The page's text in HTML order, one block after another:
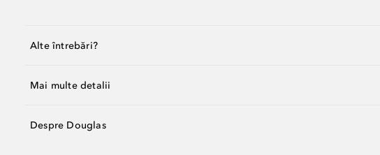
Alte întrebări?
Mai multe detalii
Despre Douglas